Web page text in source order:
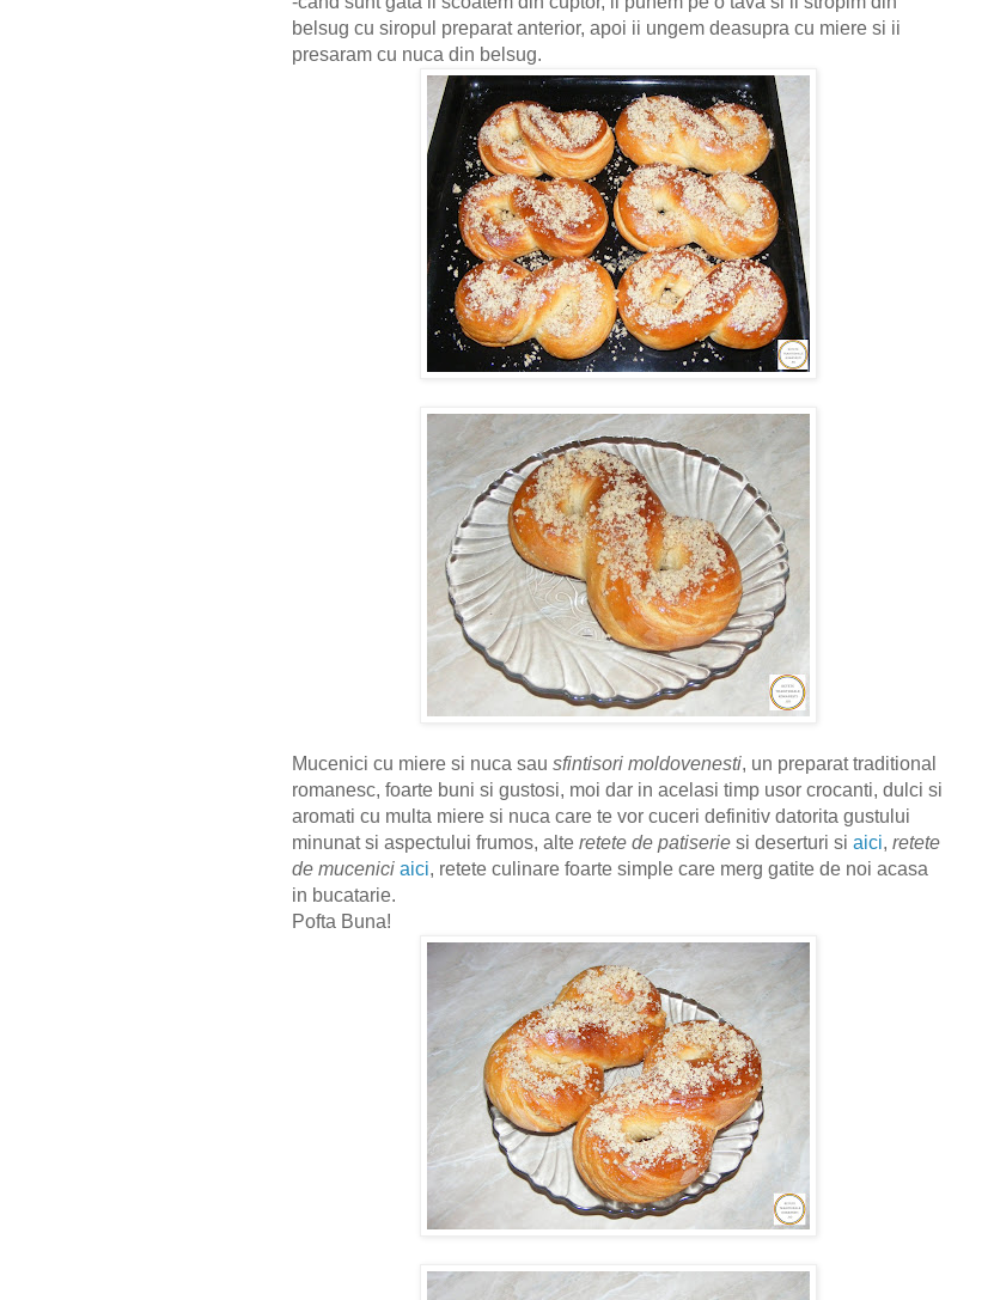
belsug cu siropul preparat anterior, apoi ii ungem deasupra cu miere si ii
presaram cu nuca din belsug.
Mucenici cu miere si nuca sau sfintisori moldovenesti, un preparat traditional
romanesc, foarte buni si gustosi, moi dar in acelasi timp usor crocanti, dulci si
aromati cu multa miere si nuca care te vor cuceri definitiv datorita gustului
minunat si aspectului frumos, alte retete de patiserie si deserturi si aici, retete
de mucenici aici, retete culinare foarte simple care merg gatite de noi acasa
in bucatarie.
Pofta Buna!